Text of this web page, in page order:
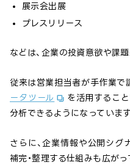
展示会出展
プレスリリース
などは、企業の投資意欲や課
従来は営業担当者が手作業で
ータツール
を活用すること
分析できるようになっています
さらに、企業情報や公開シグ
補完・整理する仕組みも広がっ